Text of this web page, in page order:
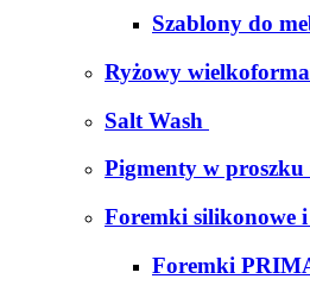
Szablony do
Ryżowy
Salt Wash
Pigmenty w proszku
Foremki silikonowe
Foremki